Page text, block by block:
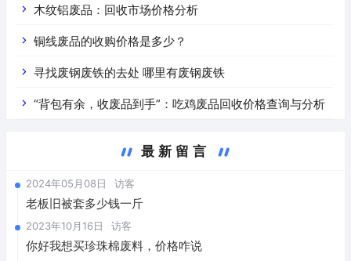
价是什么
木纹铝废品：回收市场价格分析
铜线废品的收购价格是多少？
寻找废钢废铁的去处 哪里有废钢废铁
“背包有余，收废品到手”：吃鸡废品回收价格查询与分析
最新留言
2024年05月08日 访客
老板旧被套多少钱一斤
2023年10月16日 访客
你好我想买珍珠棉废料，价格咋说